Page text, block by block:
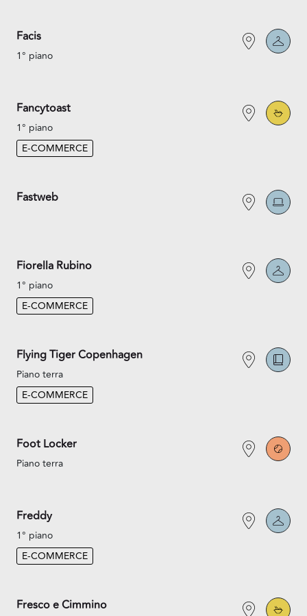
Facis
1° piano
Fancytoast
1° piano
E-COMMERCE
Fastweb
Fiorella Rubino
1° piano
E-COMMERCE
Flying Tiger Copenhagen
Piano terra
E-COMMERCE
Foot Locker
Piano terra
Freddy
1° piano
E-COMMERCE
Fresco e Cimmino